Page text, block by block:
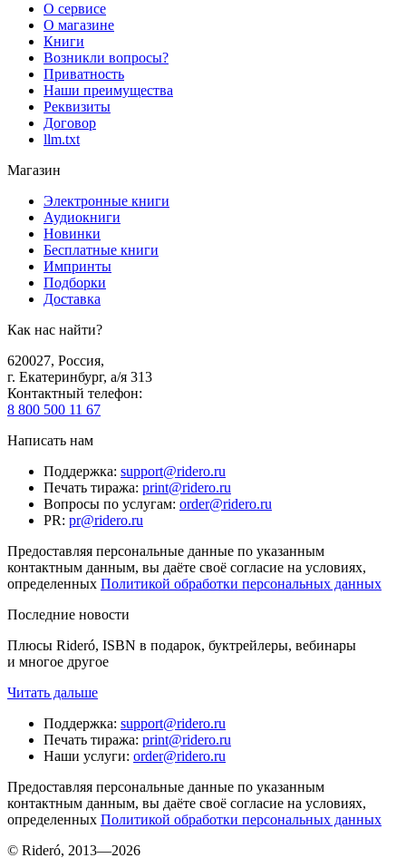
О сервисе
О магазине
Книги
Возникли вопросы?
Приватность
Наши преимущества
Реквизиты
Договор
llm.txt
Магазин
Электронные книги
Аудиокниги
Новинки
Бесплатные книги
Импринты
Подборки
Доставка
Как нас найти?
620027, Россия,
г. Екатеринбург, а/я 313
Контактный телефон:
8 800 500 11 67
Написать нам
Поддержка: support@ridero.ru
Печать тиража: print@ridero.ru
Вопросы по услугам: order@ridero.ru
PR: pr@ridero.ru
Предоставляя персональные данные по указанным
контактным данным, вы даёте своё согласие на условиях,
определенных Политикой обработки персональных данных
Последние новости
Плюсы Rideró, ISBN в подарок, буктрейлеры, вебинары
и многое другое
Читать дальше
Поддержка: support@ridero.ru
Печать тиража: print@ridero.ru
Наши услуги: order@ridero.ru
Предоставляя персональные данные по указанным
контактным данным, вы даёте своё согласие на условиях,
определенных Политикой обработки персональных данных
© Rideró, 2013—2026